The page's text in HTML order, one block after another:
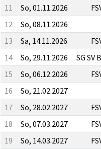
11
So, 01.11.2026
12
So, 08.11.2026
13
Sa, 14.11.2026
14
So, 29.11.2026 SG SV
15
So, 06.12.2026
16
So, 21.02.2027
17
So, 28.02.2027
18
So, 07.03.2027
19
So, 14.03.2027